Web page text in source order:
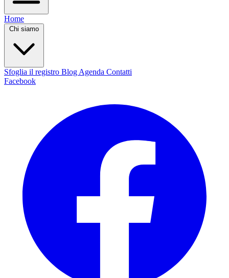
Home
Chi siamo
Sfoglia il registro Blog Agenda Contatti
Facebook